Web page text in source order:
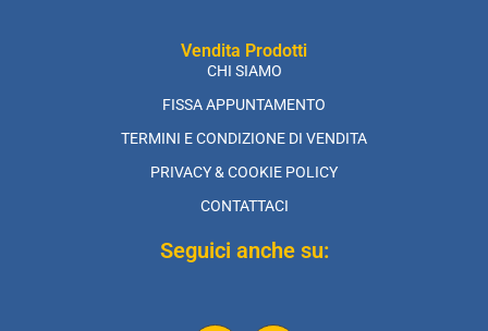
Vendita Prodotti
CHI SIAMO
FISSA APPUNTAMENTO
TERMINI E CONDIZIONE DI VENDITA
PRIVACY & COOKIE POLICY
CONTATTACI
Seguici anche su: